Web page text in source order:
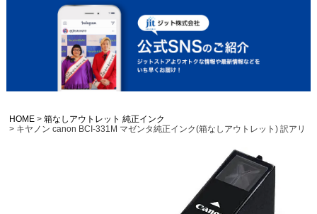
HOME
箱なしアウトレット 純正インク
キヤノン canon BCI-331M マゼンタ純正インク(箱なしアウトレット) 訳アリ